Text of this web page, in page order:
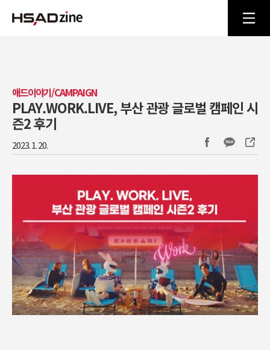
애드이야기/CAMPAIGN
PLAY.WORK.LIVE, 부산 관광 글로벌 캠페인 시
즌2 후기
2023. 1. 20.